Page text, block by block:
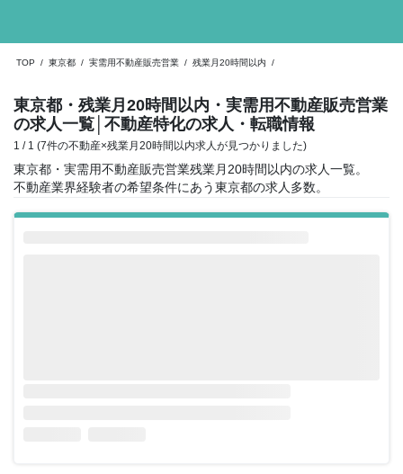
TOP / 東京都 / 実需用不動産販売営業 / 残業月20時間以内 /
東京都・残業月20時間以内・実需用不動産販売営業
の求人一覧 │不動産特化の求人・転職情報
1 / 1 (7件の不動産×残業月20時間以内求人が見つかりました)
東京都・実需用不動産販売営業残業月20時間以内の求人一覧。
不動産業界経験者の希望条件にあう東京都の求人多数。